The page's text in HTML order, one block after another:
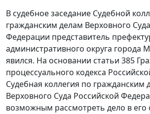
В судебное заседание Судебной
гражданским делам Верховного
Федерации представитель
административного округа города
явился. На основании статьи 385
процессуального кодекса
Судебная коллегия по гражданским
Верховного Суда Российской
возможным рассмотреть дело в его